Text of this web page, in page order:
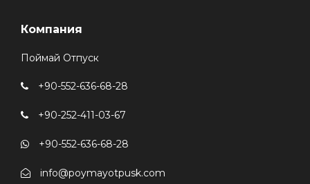
Компания
Поймай Отпуск
+90-552-636-68-28
+90-252-411-03-67
+90-552-636-68-28
info@poymayotpusk.com